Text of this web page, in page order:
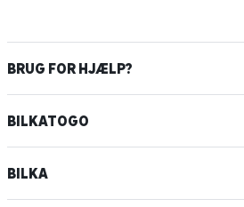
BRUG FOR HJÆLP?
BILKATOGO
BILKA